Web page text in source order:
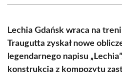
(Twitter)
Lechia Gdańsk wraca na
Traugutta zyskał nowe
legendarnego napisu
konstrukcja z kompozytu